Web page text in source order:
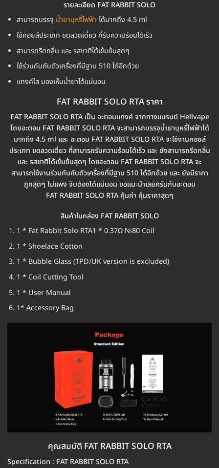
รายละเอียด FAT RABBIT SOLO
สามารถบรรจุ น้ำยาบุหรี่ไฟฟ้า ได้มากถึง 4.5 ml
ใช้คอยล์ประเภท ขดลวดเดี่ยว ที่รับความร้อนได้เร็ว
สามารถรีดกลิ่น และ รสชาติได้เข้มข้นสุดๆ
ใช้ร่วมกันกับตัวเครื่องที่มีฐาน 510 ได้อีกด้วย
แทงค์ใส มองเห็นน้ำยาได้แน่นอน
FAT RABBIT SOLO RTA ราคา
FAT RABBIT SOLO RTA เป็น อะตอมแทงค์ จากทางแบรนด์ Hellvape
โดยอะตอม FAT RABBIT SOLO RTA จะสามารถบรรจุน้ำยาบุหรี่ไฟฟ้าได้
มากถึง 4.5 ml และ อะตอม FAT RABBIT SOLO RTA จะใช้งานคอยล์
ประเภท ขดลวดเดี่ยว ที่สามารถรับความร้อนได้เร็ว และ ยังสามารถรีดกลิ่น
และ รสชาติได้เข้มข้นสุดๆ โดยอะตอม FAT RABBIT SOLO RTA จะ
สามารถใช้งานร่วมกันกับตัวเครื่องที่มีฐาน 510 ได้อีกด้วย และ ยังมีราคา
ถูกสุดๆ ไม่แพง จับต้องได้แน่นอน ขอแนะนำเลยครับกับอะตอม
FAT RABBIT SOLO RTA คุ้มค่า คุ้มราคาสุดๆ
สินค้าในกล่อง FAT RABBIT SOLO
1 * Fat Rabbit Solo RTA1 * 0.37Ω Ni80 Coil
1 * Shoelace Cotton
1 * Bubble Glass (TPD/UK version is excluded)
1 * Coil Cutting Tool
1 * User Manual
1* Accessory Bag
คุณสมบัติ FAT RABBIT SOLO RTA
Specification : FAT RABBIT SOLO RTA